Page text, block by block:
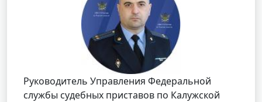
Руководитель Управления Федеральной
службы судебных приставов по Калужской